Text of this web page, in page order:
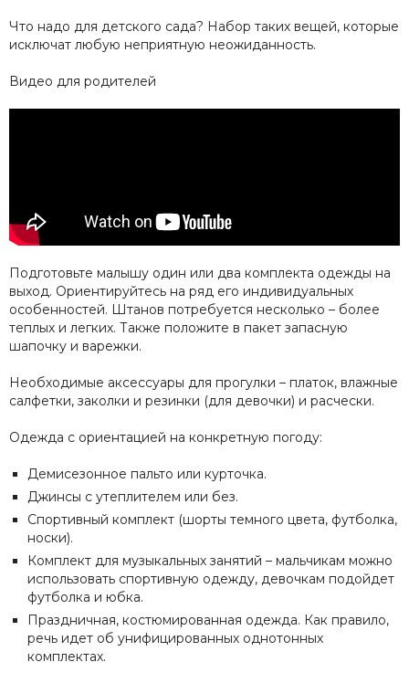
Что надо для детского сада? Набор таких вещей, которые
исключат любую неприятную неожиданность.
Видео для родителей
Подготовьте малышу один или два комплекта одежды на
выход. Ориентируйтесь на ряд его индивидуальных
особенностей. Штанов потребуется несколько – более
теплых и легких. Также положите в пакет запасную
шапочку и варежки.
Необходимые аксессуары для прогулки – платок, влажные
салфетки, заколки и резинки (для девочки) и расчески.
Одежда с ориентацией на конкретную погоду:
Демисезонное пальто или курточка.
Джинсы с утеплителем или без.
Спортивный комплект (шорты темного цвета, футболка,
носки).
Комплект для музыкальных занятий – мальчикам можно
использовать спортивную одежду, девочкам подойдет
футболка и юбка.
Праздничная, костюмированная одежда. Как правило,
речь идет об унифицированных однотонных
комплектах.